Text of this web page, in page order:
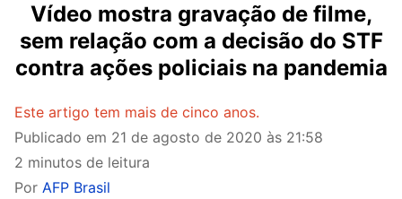
Vídeo mostra gravação de filme,
sem relação com a decisão do STF
contra ações policiais na pandemia
Este artigo tem mais de cinco anos.
Publicado em 21 de agosto de 2020 às 21:58
2 minutos de leitura
Por AFP Brasil